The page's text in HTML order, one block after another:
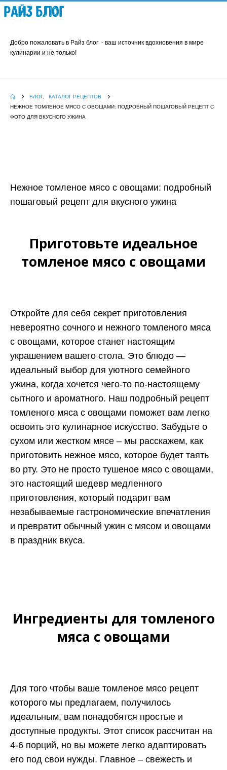
Райз Блог
Добро пожаловать в Райз блог - ваш источник вдохновения в мире
кулинарии и не только!
БЛОГ,
КАТАЛОГ РЕЦЕПТОВ
НЕЖНОЕ ТОМЛЕНОЕ МЯСО С ОВОЩАМИ: ПОДРОБНЫЙ ПОШАГОВЫЙ РЕЦЕПТ С
ФОТО ДЛЯ ВКУСНОГО УЖИНА
Нежное томленое мясо с овощами: подробный
пошаговый рецепт для вкусного ужина
Приготовьте идеальное
томленое мясо с овощами
Откройте для себя секрет приготовления
невероятно сочного и нежного томленого мяса
с овощами, которое станет настоящим
украшением вашего стола. Это блюдо —
идеальный выбор для уютного семейного
ужина, когда хочется чего-то по-настоящему
сытного и ароматного. Наш подробный рецепт
томленого мяса с овощами поможет вам легко
освоить это кулинарное искусство. Забудьте о
сухом или жестком мясе – мы расскажем, как
приготовить нежное мясо, которое будет таять
во рту. Это не просто тушеное мясо с овощами,
это настоящий шедевр медленного
приготовления, который подарит вам
незабываемые гастрономические впечатления
и превратит обычный ужин с мясом и овощами
в праздник вкуса.
Ингредиенты для томленого
мяса с овощами
Для того чтобы ваше томленое мясо рецепт
которого мы предлагаем, получилось
идеальным, вам понадобятся простые и
доступные продукты. Этот список рассчитан на
4-6 порций, но вы можете легко адаптировать
его под свои нужды. Главное – свежесть и